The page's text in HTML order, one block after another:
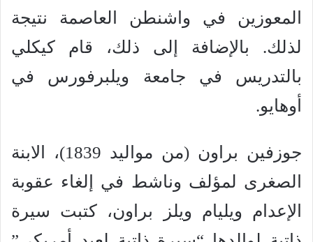
المعوزين في واشنطن العاصمة نتيجة
لذلك. بالإضافة إلى ذلك، قام كيكلي
بالتدريس في جامعة ويلبرفورس في
أوهايو.
جوزفين براون (من مواليد 1839)، الابنة
الصغرى لمؤلف وناشط في إلغاء عقوبة
الإعدام ويليام ويلز براون، كتبت سيرة